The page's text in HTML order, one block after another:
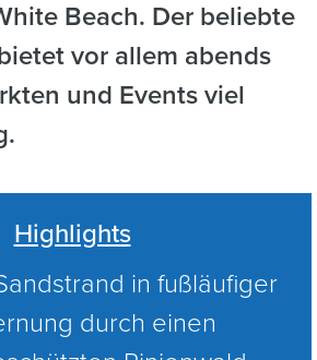
Beach. Der beliebte
vor allem abends
und Events viel
Highlights
in fußläufiger
durch einen